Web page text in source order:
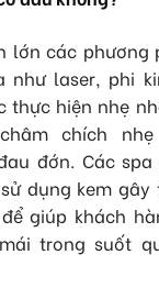
lớn các phương
như laser, phi
thực hiện nhẹ
chích nhẹ
đớn. Các spa
dụng kem gây
giúp khách
trong suốt